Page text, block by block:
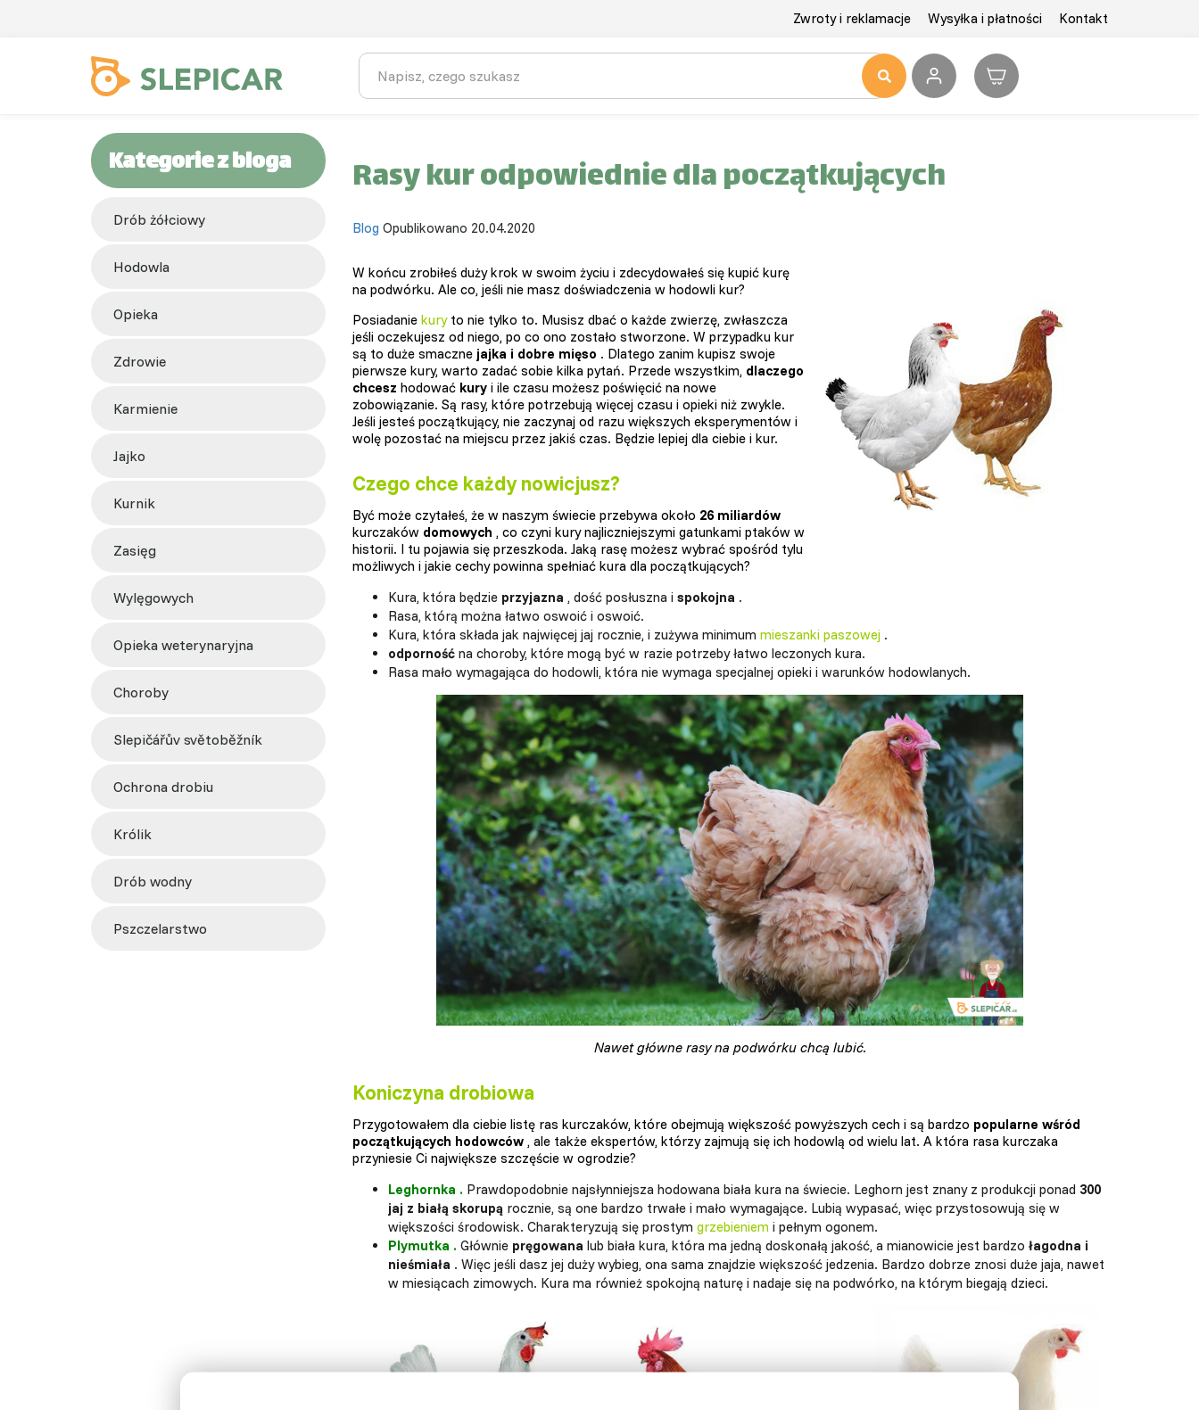
Zwroty i reklamacje Wysyłka i płatności Kontakt
Kategorie z bloga
Drób żółciowy
hodowla
opieka
zdrowie
karmienie
jajko
kurnik
zasięg
wylęgowych
opieka weterynaryjna
choroby
slepičářův světoběžník
ochrona drobiu
królik
drób wodny
pszczelarstwo
Rasy kur odpowiednie dla początkujących
Blog Opublikowano 20.04.2020
W końcu zrobiłeś duży krok w swoim życiu i zdecydowałeś się kupić kurę
na podwórku. Ale co, jeśli nie masz doświadczenia w hodowli kur?
Posiadanie kuryto nie tylko to. Musisz dbać o każde zwierzę, zwłaszcza
jeśli oczekujesz od niego, po co ono zostało stworzone. W przypadku kur
są to duże smaczne jajka i dobre mięso . Dlatego zanim kupisz swoje
pierwsze kury, warto zadać sobie kilka pytań. Przede wszystkim, dlaczego
chcesz hodować kuryi ile czasu możesz poświęcić na nowe
zobowiązanie. Są rasy, które potrzebują więcej czasu i opieki niż zwykle.
Jeśli jesteś początkujący, nie zaczynaj od razu większych eksperymentów i
wolę pozostać na miejscu przez jakiś czas. Będzie lepiej dla ciebie i kur.
Czego chce każdy nowicjusz?
Być może czytałeś, że w naszym świecie przebywa około 26 miliardów
kurczaków domowych , co czyni kury najliczniejszymi gatunkami ptaków w
historii. I tu pojawia się przeszkoda. Jaką rasę możesz wybrać spośród tylu
możliwych i jakie cechy powinna spełniać kura dla początkujących?
Kura, która będzie przyjazna , dość posłuszna i spokojna .
Rasa, którą można łatwo oswoić i oswoić.
Kura, która składa jak najwięcej jaj rocznie, i zużywa minimum mieszanki paszowej .
odpornośćna choroby, które mogą być w razie potrzeby łatwo leczonych kura.
Rasa mało wymagająca do hodowli, która nie wymaga specjalnej opieki i warunków hodowlanych.
Nawet główne rasy na podwórku chcą lubić.
Koniczyna drobiowa
Przygotowałem dla ciebie listę ras kurczaków, które obejmują większość powyższych cech i są bardzo popularne wśród
początkujących hodowców, ale także ekspertów, którzy zajmują się ich hodowlą od wielu lat. A która rasa kurczaka
przyniesie Ci największe szczęście w ogrodzie?
Leghornka . Prawdopodobnie najsłynniejsza hodowana biała kura na świecie. Leghorn jest znany z produkcji ponad 300
jaj z białą skorupą rocznie, są one bardzo trwałe i mało wymagające. Lubią wypasać, więc przystosowują się w
większości środowisk. Charakteryzują się prostym grzebieniem i pełnym ogonem.
Plymutka . Głównie pręgowana lub biała kura, która ma jedną doskonałą jakość, a mianowicie jest bardzo łagodna i
nieśmiała . Więc jeśli dasz jej duży wybieg, ona sama znajdzie większość jedzenia. Bardzo dobrze znosi duże jaja, nawet
w miesiącach zimowych. Kura ma również spokojną naturę i nadaje się na podwórko, na którym biegają dzieci.